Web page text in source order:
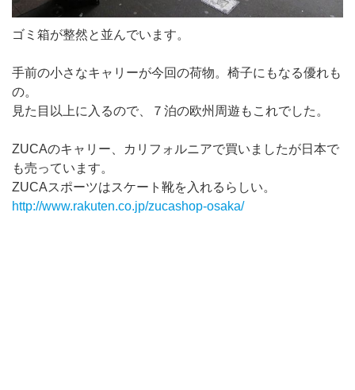
ゴミ箱が整然と並んでいます。
手前の小さなキャリーが今回の荷物。椅子にもなる優れも
の。
見た目以上に入るので、７泊の欧州周遊もこれでした。
ZUCAのキャリー、カリフォルニアで買いましたが日本で
も売っています。
ZUCAスポーツはスケート靴を入れるらしい。
http://www.rakuten.co.jp/zucashop-osaka/